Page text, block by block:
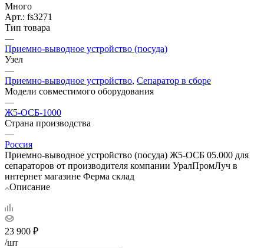
Много
Арт.: fs3271
Тип товара
—
Приемно-выводное устройство (посуда)
Узел
—
Приемно-выводное устройство, Сепаратор в сборе
Модели совместимого оборудования
—
Ж5-ОСБ-1000
Страна производства
—
Россия
Приемно-выводное устройство (посуда) Ж5-ОСБ 05.000 для
сепараторов от производителя компании УралПромЛуч в
интернет магазине Ферма склад
Описание
23 900 ₽
/шт